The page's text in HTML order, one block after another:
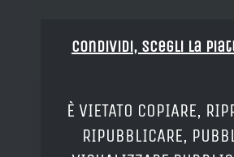
Condividi, Scegli la
È VIETATO COPIARE,
RIPUBBLICARE,